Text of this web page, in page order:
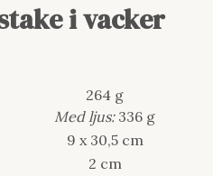
i vacker
264 g
Med ljus: 336 g
9 x 30,5 cm
2 cm